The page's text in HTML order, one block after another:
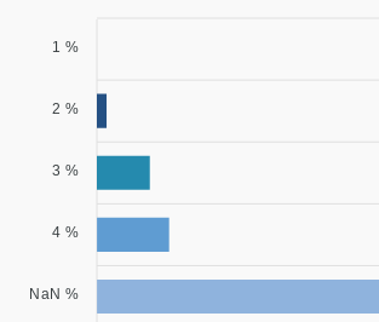
1 %
2 %
3 %
4 %
NaN %